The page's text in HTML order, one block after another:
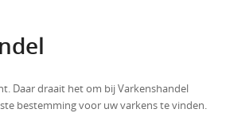
Daar draait het om bij Varkenshandel
bestemming voor uw varkens te vinden.